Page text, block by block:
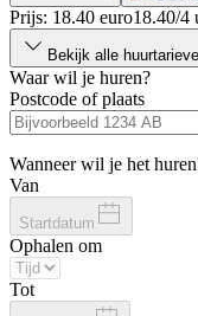
Prijs: 18.40 euro18.40/4
Bekijk alle
Waar wil je huren?
Postcode of plaats
Wanneer wil je het
Van
Startdatum
Ophalen om
Tot